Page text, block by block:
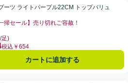
トップバリュ
点。
ーツ ライトパープル22CM トップバリュ
掃セール】売り切れご容赦！
足)
税込￥654
カートに追加する